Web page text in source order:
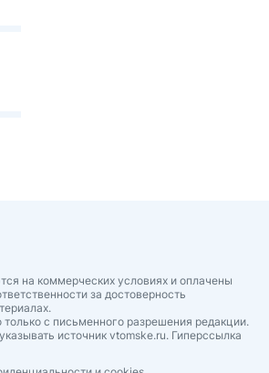
на коммерческих условиях и оплачены
за достоверность
с письменного разрешения редакции.
источник vtomske.ru. Гиперссылка